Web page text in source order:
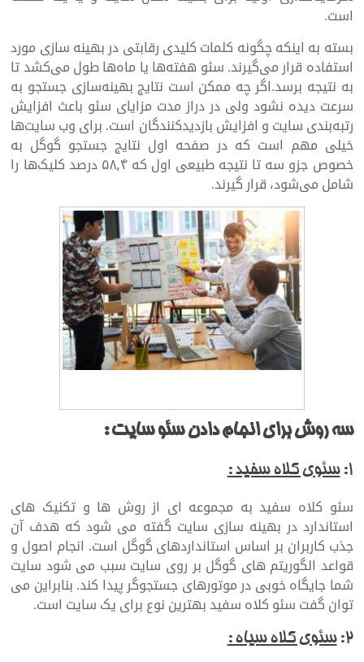
است.
بسته به اینکه چگونه کلمات کلیدی رقابتی در بهینه سازی مورد
استفاده قرار می‌گیرند. سئو هفته‌ها یا ماه‌ها طول می‌کشد تا
به نتیجه برسد.اگر چه ممکن است نتایج بهینه‌سازی جستجو به
سرعت دیده نشود ولی در دراز مدت مزایای سئو باعث افزایش
رتبه‌بندی سایت و افزایش بازدیدکنندگان است. برای وب سایت‌ها
خیلی مهم است که در صفحه اول نتایج جستجو گوگل به
خصوص جزو سه تا نتیجه طبیعی اول که ۵۸٫۴ درصد کلیک‌ها را
شامل می‌شود، قرار گیرند.
سه روش برای انجام دادن سئو سایت :
۱: سئوی کلاه سفید :
سئو کلاه سفید به مجموعه ای از روش ها و تکنیک های
استاندارد در بهینه سازی سایت گفته می شود که هدف آن
جذب کاربران بر اساس استانداردهای گوگل است. انجام اصول و
قواعد الگوریتم های گوگل بر روی سایت سبب می شود سایت
شما جایگاه خوبی در موتورهای جستجوگر پیدا کند. بنابراین می
توان گفت سئو کلاه سفید بهترین نوع برای یک سایت است.
۲: سئوی کلاه سیاه :